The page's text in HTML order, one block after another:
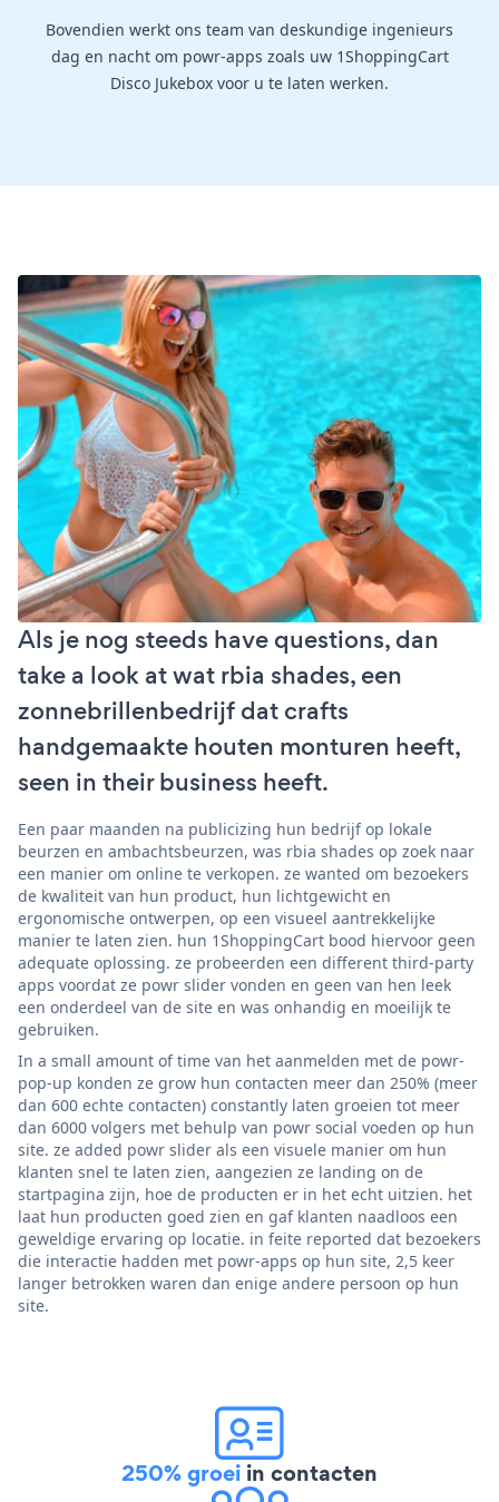
Bovendien werkt ons team van deskundige ingenieurs
dag en nacht om powr-apps zoals uw 1ShoppingCart
Disco Jukebox voor u te laten werken.
Als je nog steeds have questions, dan
take a look at wat rbia shades, een
zonnebrillenbedrijf dat crafts
handgemaakte houten monturen heeft,
seen in their business heeft.
Een paar maanden na publicizing hun bedrijf op lokale
beurzen en ambachtsbeurzen, was rbia shades op zoek naar
een manier om online te verkopen. ze wanted om bezoekers
de kwaliteit van hun product, hun lichtgewicht en
ergonomische ontwerpen, op een visueel aantrekkelijke
manier te laten zien. hun 1ShoppingCart bood hiervoor geen
adequate oplossing. ze probeerden een different third-party
apps voordat ze powr slider vonden en geen van hen leek
een onderdeel van de site en was onhandig en moeilijk te
gebruiken.
In a small amount of time van het aanmelden met de powr-
pop-up konden ze grow hun contacten meer dan 250% (meer
dan 600 echte contacten) constantly laten groeien tot meer
dan 6000 volgers met behulp van powr social voeden op hun
site. ze added powr slider als een visuele manier om hun
klanten snel te laten zien, aangezien ze landing on de
startpagina zijn, hoe de producten er in het echt uitzien. het
laat hun producten goed zien en gaf klanten naadloos een
geweldige ervaring op locatie. in feite reported dat bezoekers
die interactie hadden met powr-apps op hun site, 2,5 keer
langer betrokken waren dan enige andere persoon op hun
site.
250% groei in contacten